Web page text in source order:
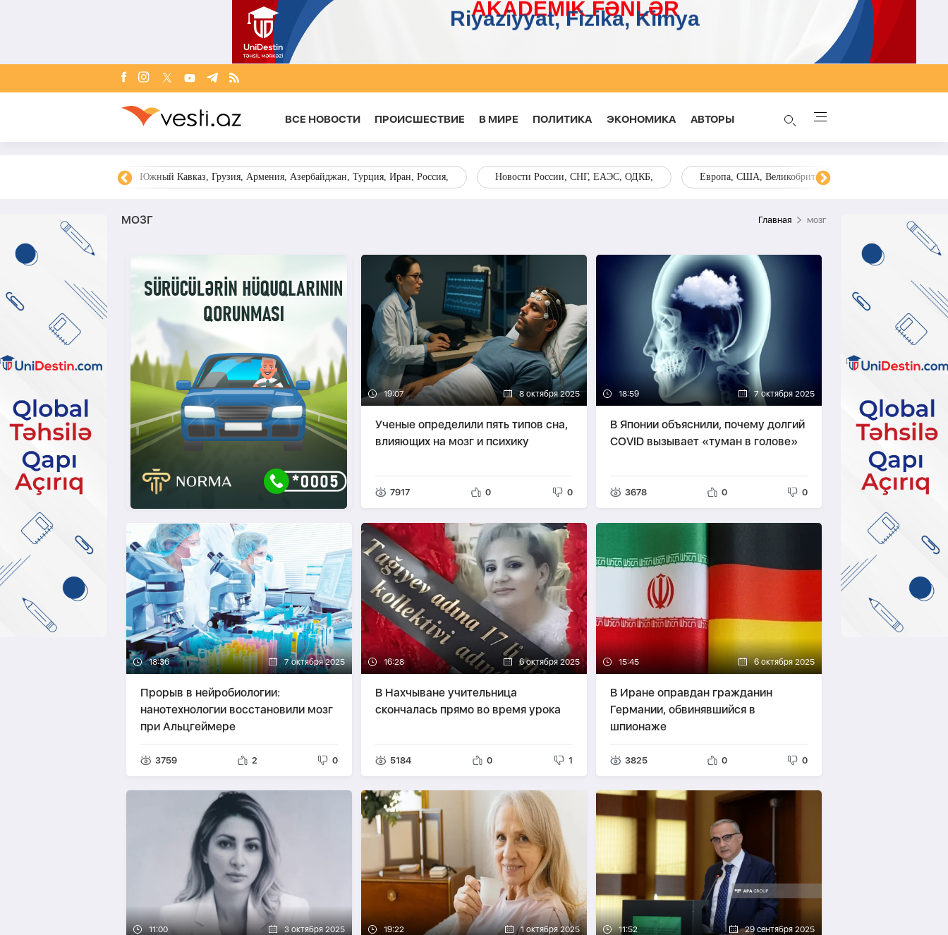
ВСЕ НОВОСТИ ПРОИСШЕСТВИЕ В МИРЕ ПОЛИТИКА ЭКОНОМИКА AВТОРЫ
Южный Кавказ, Грузия, Армения, Азербайджан, Турция, Иран, Россия, Новости России, СНГ, ЕАЭС, ОДКБ, Европа, США, Великобритания, Украина, Запад,
МОЗГ Главная мозг
19:07 8 октября 2025
Ученые определили пять типов сна,
влияющих на мозг и психику
7917 0 0
18:59 7 октября 2025
В Японии объяснили, почему долгий
COVID вызывает «туман в голове»
3678 0 0
18:36 7 октября 2025
Прорыв в нейробиологии:
нанотехнологии восстановили мозг
при Альцгеймере
3759 2 0
16:28 6 октября 2025
В Нахчыване учительница
скончалась прямо во время урока
5184 0 1
15:45 6 октября 2025
В Иране оправдан гражданин
Германии, обвинявшийся в
шпионаже
3825 0 0
11:00 3 октября 2025 19:22 1 октября 2025 11:52 29 сентября 2025